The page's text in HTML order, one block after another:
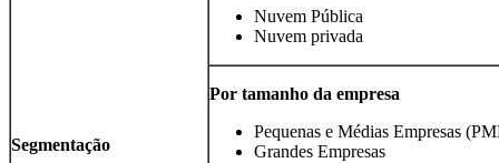
Segmentação
Nuvem Pública
Nuvem privada
Por tamanho da empresa
Pequenas e Médias Empresas
Grandes Empresas